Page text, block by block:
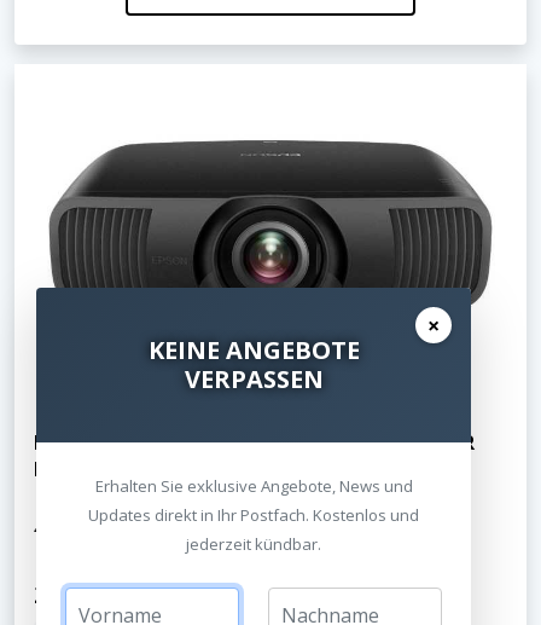
Epson EH-LS9000 (B/W) - Laser 4K UltraHD HDR
Beamer - HEIMKINORAUM Edition
4K-Heimkino in seiner besten Form
2.899,00 € UVP
×
KEINE ANGEBOTE
VERPASSEN
Erhalten Sie exklusive Angebote, News und
Updates direkt in Ihr Postfach. Kostenlos und
jederzeit kündbar.